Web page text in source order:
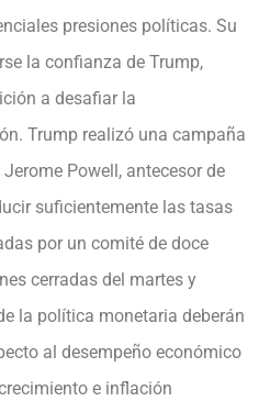
presiones políticas. Su
la confianza de Trump,
a desafiar la
Trump realizó una campaña
Powell, antecesor de
suficientemente las tasas
por un comité de doce
cerradas del martes y
la política monetaria deberán
al desempeño económico
e inflación